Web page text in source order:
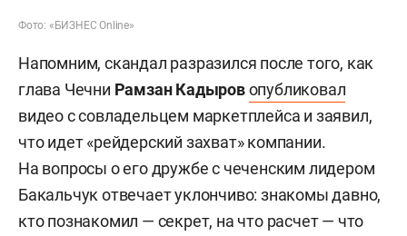
Фото: «БИЗНЕС Online»
Напомним, скандал разразился после того, как
глава Чечни Рамзан Кадыровопубликовал
видео с совладельцем маркетплейса и заявил,
что идет «рейдерский захват» компании.
На вопросы о его дружбе с чеченским лидером
Бакальчук отвечает уклончиво: знакомы давно,
кто познакомил — секрет, на что расчет — что